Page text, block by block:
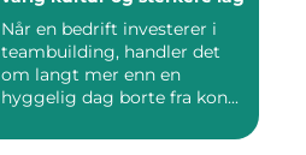
Når en bedrift investerer i
teambuilding, handler det
om langt mer enn en
hyggelig dag borte fra kon...